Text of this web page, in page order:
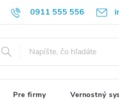
0911 555 556
osobných údajov Formulár na
Pre firmy Vernostný